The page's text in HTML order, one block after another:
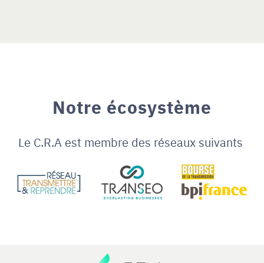
Notre écosystème
Le C.R.A est membre des réseaux suivants